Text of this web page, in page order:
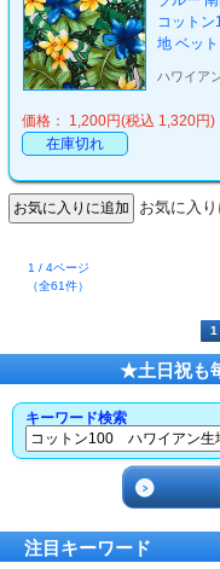
コットン
地 ベッ
ハワイア
価格： 1,200円(税込 1,320円)
在庫切れ
お気に入
1 / 4ページ
（全61件）
1
★土日祝も毎
キーワード検索
注目キーワード